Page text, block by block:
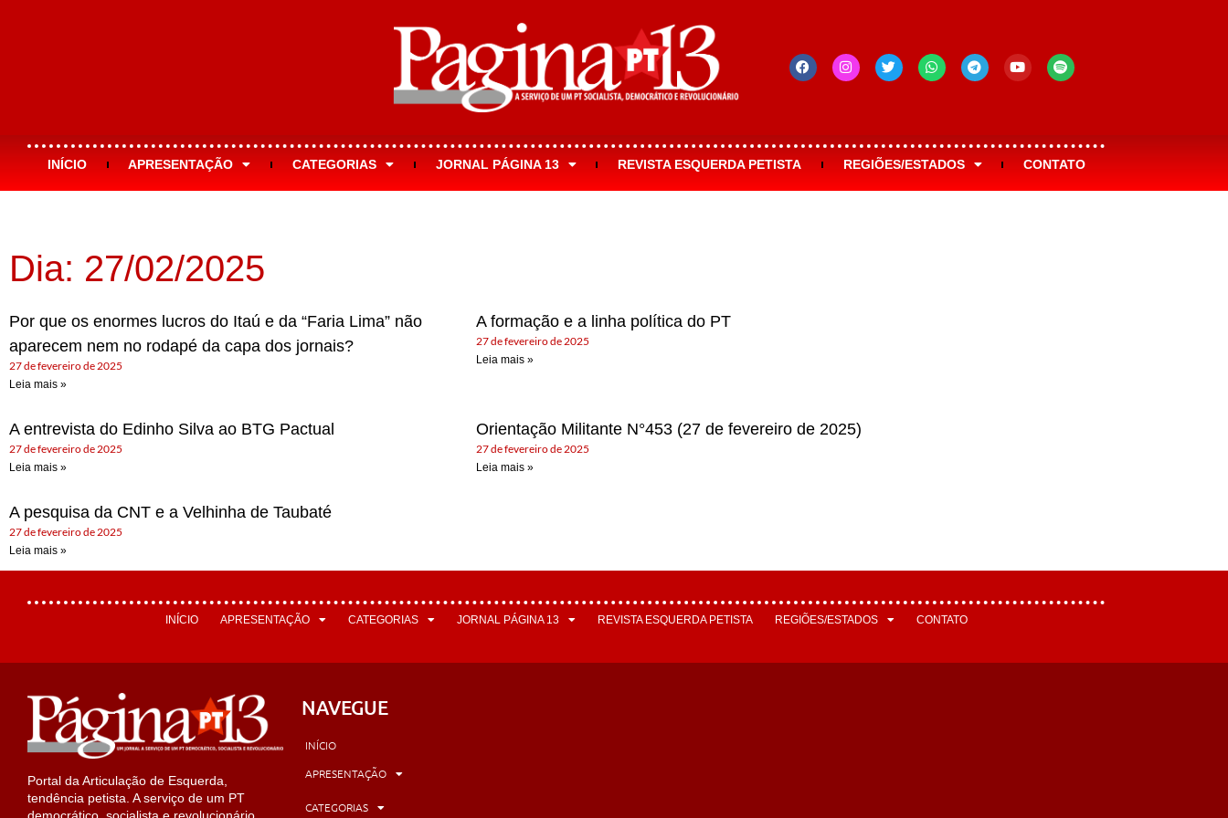
INÍCIO APRESENTAÇÃO CATEGORIAS JORNAL PÁGINA 13 REVISTA ESQUERDA PETISTA REGIÕES/ESTADOS CONTATO
Dia: 27/02/2025
Por que os enormes lucros do Itaú e da “Faria Lima” não
aparecem nem no rodapé da capa dos jornais?
27 de fevereiro de 2025
Leia mais »
A formação e a linha política do PT
27 de fevereiro de 2025
Leia mais »
A entrevista do Edinho Silva ao BTG Pactual
27 de fevereiro de 2025
Leia mais »
Orientação Militante N°453 (27 de fevereiro de 2025)
27 de fevereiro de 2025
Leia mais »
A pesquisa da CNT e a Velhinha de Taubaté
27 de fevereiro de 2025
Leia mais »
INÍCIO APRESENTAÇÃO CATEGORIAS JORNAL PÁGINA 13 REVISTA ESQUERDA PETISTA REGIÕES/ESTADOS CONTATO
Portal da Articulação de Esquerda,
tendência petista. A serviço de um PT
NAVEGUE
INÍCIO
APRESENTAÇÃO
CATEGORIAS